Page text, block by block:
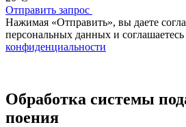
Отправить запрос
Нажимая «Отправить», вы даете
персональных данных и соглашаетесь
конфиденциальности
Обработка системы
поения